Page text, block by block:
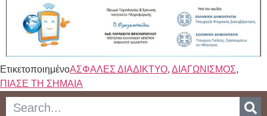
ΕτικετοποιημένοΑΣΦΑΛΕΣ ΔΙΑΔΙΚΤΥΟ, ΔΙΑΓΩΝΙΣΜΟΣ,
ΠΙΑΣΕ ΤΗ ΣΗΜΑΙΑ